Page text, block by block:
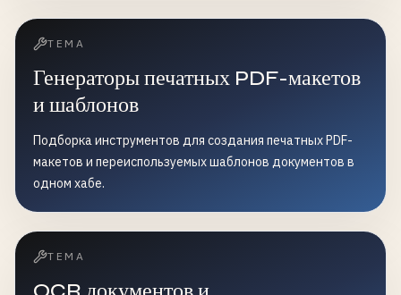
ТЕМА
Генераторы печатных PDF-макетов
и шаблонов
Подборка инструментов для создания печатных PDF-
макетов и переиспользуемых шаблонов документов в
одном хабе.
ТЕМА